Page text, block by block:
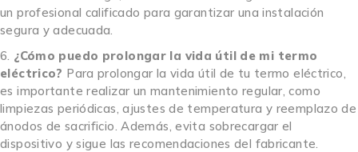
un profesional calificado para garantizar una instalación
segura y adecuada.
¿Cómo puedo prolongar la vida útil de mi termo
eléctrico? Para prolongar la vida útil de tu termo eléctrico,
es importante realizar un mantenimiento regular, como
limpiezas periódicas, ajustes de temperatura y reemplazo de
ánodos de sacrificio. Además, evita sobrecargar el
dispositivo y sigue las recomendaciones del fabricante.